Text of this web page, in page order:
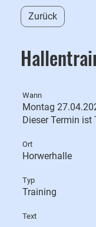
Zurück
Wann
Montag
Dieser Termin ist
Ort
Horwerhalle
Typ
Training
Text